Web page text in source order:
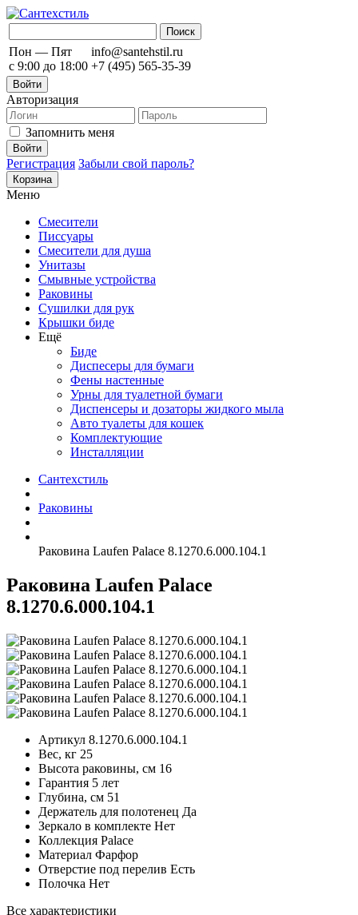
Пон — Пят
с 9:00 до 18:00
info@santehstil.ru
+7 (495) 565-35-39
Войти
Авторизация
Запомнить меня
Регистрация Забыли свой пароль?
Корзина
Меню
Смесители
Писсуары
Смесители для душа
Унитазы
Смывные устройства
Раковины
Сушилки для рук
Крышки биде
Ещё
Биде
Диспесеры для бумаги
Фены настенные
Урны для туалетной бумаги
Диспенсеры и дозаторы жидкого мыла
Авто туалеты для кошек
Комплектующие
Инсталляции
Сантехстиль
Раковины
Раковина Laufen Palace 8.1270.6.000.104.1
Раковина Laufen Palace
8.1270.6.000.104.1
Артикул 8.1270.6.000.104.1
Вес, кг 25
Высота раковины, см 16
Гарантия 5 лет
Глубина, см 51
Держатель для полотенец Да
Зеркало в комплекте Нет
Коллекция Palace
Материал Фарфор
Отверстие под перелив Есть
Полочка Нет
Все характеристики